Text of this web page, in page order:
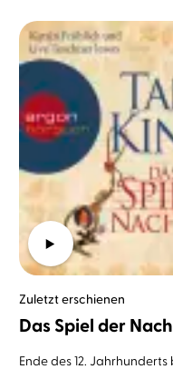
Zuletzt erschienen
Das Spiel der
Ende des 12.